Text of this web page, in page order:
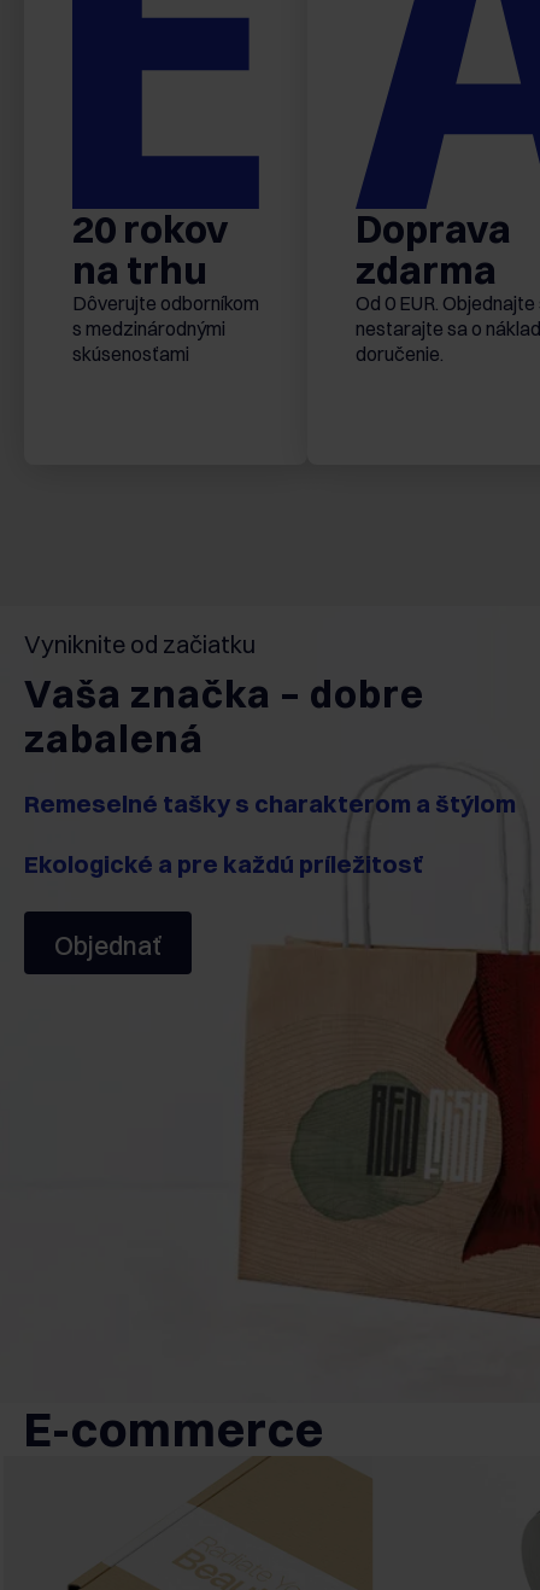
20 rokov
na trhu
Dôverujte odborníkom
s medzinárodnými
skúsenosťami
Doprava
zdarma
Od 0 EUR. Objednajte
nestarajte sa o
doručenie.
Vyniknite od začiatku
Vaša značka – dobre
zabalená
Remeselné tašky s charakterom a štýlom
Ekologické a pre každú príležitosť
Objednať
E-commerce